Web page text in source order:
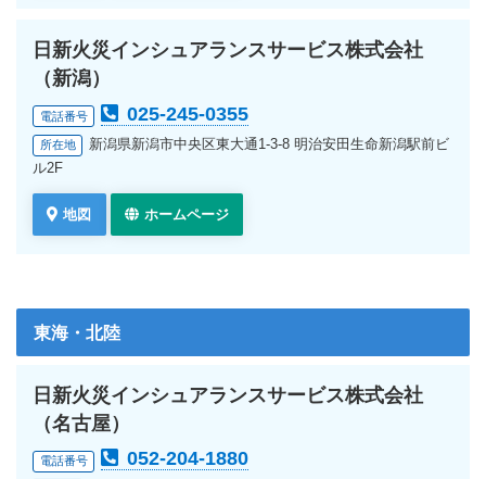
日新火災インシュアランスサービス株式会社
（新潟）
電話番号 025-245-0355
所在地
新潟県新潟市中央区東大通1-3-8 明治安田生命新潟駅前ビ
ル2F
地図 ホームページ
東海・北陸
日新火災インシュアランスサービス株式会社
（名古屋）
電話番号 052-204-1880